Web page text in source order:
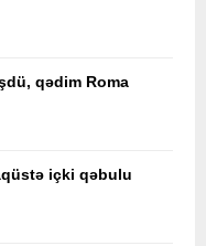
qədim Roma
içki qəbulu